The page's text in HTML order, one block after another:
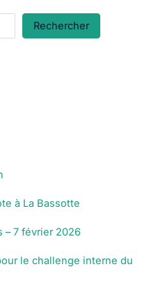
Rechercher
à La Bassotte
– 7 février 2026
le challenge interne du